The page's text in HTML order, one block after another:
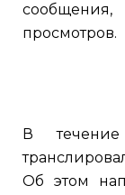
просмотров.
В
Об этом